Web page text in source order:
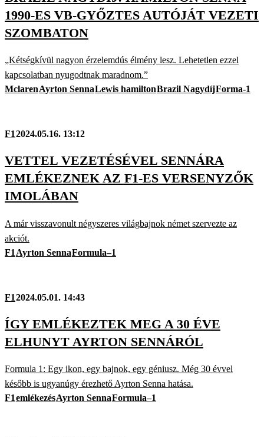
1990-ES VB-GYŐZTES AUTÓJÁT VEZETI
SZOMBATON
„Kétségkívül nagyon érzelemdús élmény lesz. Lehetetlen ezzel
kapcsolatban nyugodtnak maradnom.”
MclarenAyrton SennaLewis hamiltonBrazil NagydíjForma-1
F12024.05.16. 13:12
VETTEL VEZETÉSÉVEL SENNÁRA
EMLÉKEZNEK AZ F1-ES VERSENYZŐK
IMOLÁBAN
A már visszavonult négyszeres világbajnok német szervezte az
akciót.
F1 Ayrton SennaFormula–1
F12024.05.01. 14:43
ÍGY EMLÉKEZTEK MEG A 30 ÉVE
ELHUNYT AYRTON SENNÁRÓL
Formula 1: Egy ikon, egy bajnok, egy géniusz. Még 30 évvel
később is ugyanúgy érezhető Ayrton Senna hatása.
F1emlékezésAyrton SennaFormula–1